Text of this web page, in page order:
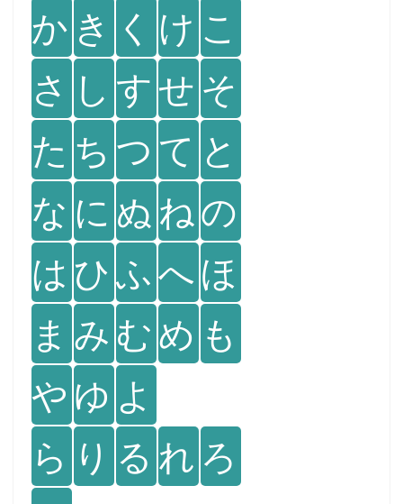
か き く け こ
さ し すせ そ
た ち つ て と
な に ぬ ねの
は ひふへほ
ま み むめ も
や ゆ よ
ら り る れ ろ